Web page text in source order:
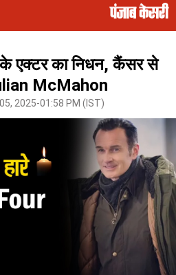
एक्टर का निधन, कैंसर से
McMahon
2025-01:58 PM (IST)